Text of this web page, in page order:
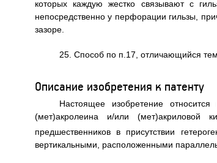
которых каждую жестко связывают с
непосредственно у перфорации гильзы,
зазоре.
25. Способ по п.17, отличающийся
Описание изобретения к патенту
Настоящее изобретение
(мет)акролеина и/или (мет)акриловой
предшественников в присутствии
вертикальными, расположенными